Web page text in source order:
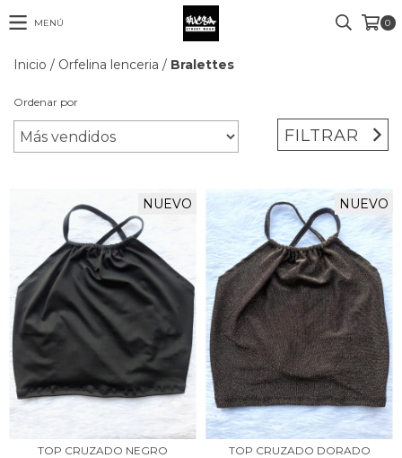
MENÚ 0
Inicio / Orfelina lenceria / Bralettes
Ordenar por
FILTRAR
NUEVO
TOP CRUZADO NEGRO
NUEVO
TOP CRUZADO DORADO